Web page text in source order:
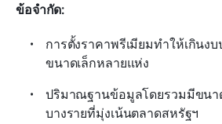
ข้อจำกัด:
การตั้งราคาพรีเมียมทำให้เกินง
ขนาดเล็กหลายแห่ง
ปริมาณฐานข้อมูลโดยรวมมีขนา
บางรายที่มุ่งเน้นตลาดสหรัฐฯ